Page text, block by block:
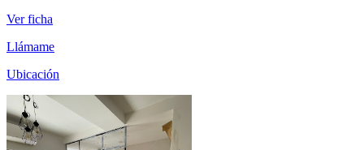
Ver ficha
Llámame
Ubicación